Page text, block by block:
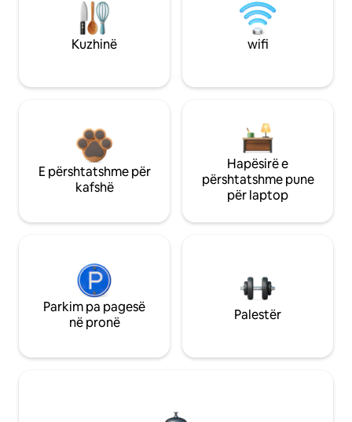
Kuzhinë wifi
E përshtatshme për
kafshë
Hapësirë e
përshtatshme pune
për laptop
Parkim pa pagesë
në pronë
Palestër